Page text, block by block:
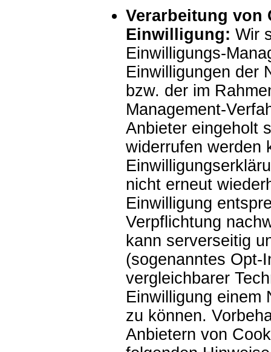
Verarbeitung von
Einwilligung: Wir
Einwilligungs-
Einwilligungen der
bzw. der im
Management-
Anbieter eingeholt
widerrufen werden
nicht erneut
Einwilligung
Verpflichtung
kann serverseitig
(sogenanntes Opt-
vergleichbarer
Einwilligung einem
zu können.
Anbietern von